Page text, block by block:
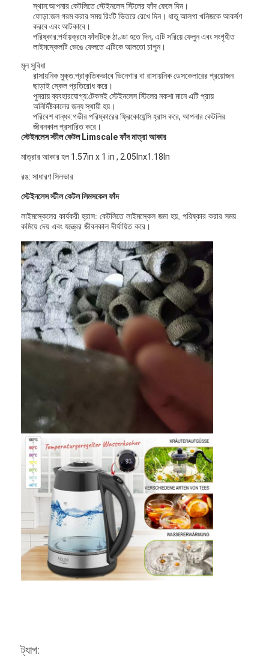
বাড়ি
পণ্য
আমাদের সম্পর্কে
কারখানা ভ্রমণ
মান নিয়ন্ত্রণ
এখন চ্যাট করুন
স্থান:আপনার কেটলিতে স্টেইনলেস স্টিলের ফাঁদ ফেলে দিন।
ফোড়া:জল গরম করার সময় রিংটি ভিতরে রেখে দিন। ধাতু আলগা খনিজকে আকর্ষণ
করবে এবং আটকাবে।
পরিষ্কার:পর্যায়ক্রমে ফাঁদটিকে ঠাণ্ডা হতে দিন, এটি সরিয়ে ফেলুন এবং সংগৃহীত
লাইমস্কেলটি ভেঙে ফেলতে এটিকে আলতো চাপুন।
মূল সুবিধা
রাসায়নিক মুক্ত:প্রাকৃতিকভাবে ভিনেগার বা রাসায়নিক ডেসকেলারের প্রয়োজন
ছাড়াই স্কেল প্রতিরোধ করে।
পুনরায় ব্যবহারযোগ্য:টেকসই স্টেইনলেস স্টিলের নকশা মানে এটি প্রায়
অনির্দিষ্টকালের জন্য স্থায়ী হয়।
পরিবেশ বান্ধব:গভীর পরিষ্কারের ফ্রিকোয়েন্সি হ্রাস করে, আপনার কেটলির
জীবনকাল প্রসারিত করে।
স্টেইনলেস স্টীল কেটল Limscale ফাঁদ মাত্রা আকার
মাত্রার আকার হল 1.57in x 1 in , 2.05Inx1.18In
রঙ: সাধারণ সিলভার
স্টেইনলেস স্টীল কেটল লিমসকেল ফাঁদ
লাইমস্কেলের কার্যকরী হ্রাস: কেটলিতে লাইমস্কেল জমা হয়, পরিষ্কার করার সময়
কমিয়ে দেয় এবং যন্ত্রের জীবনকাল দীর্ঘায়িত করে।
ট্যাগ: